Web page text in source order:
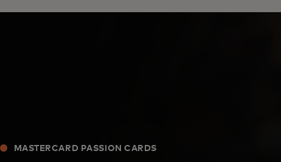
MASTERCARD PASSION CARDS